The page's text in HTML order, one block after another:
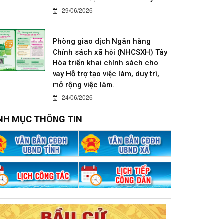
29/06/2026
Phòng giao dịch Ngân hàng
Chính sách xã hội (NHCSXH) Tây
Hòa triển khai chính sách cho
vay Hỗ trợ tạo việc làm, duy trì,
mở rộng việc làm.
24/06/2026
MỤC THÔNG TIN